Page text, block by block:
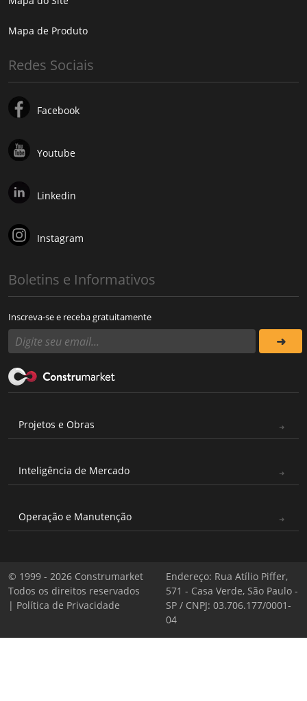
Mapa de Produto
Redes Sociais
Facebook
Youtube
Linkedin
Instagram
Boletins e Informativos
Inscreva-se e receba gratuitamente
Projetos e Obras
Inteligência de Mercado
Operação e Manutenção
© 1999 - 2026 Construmarket
Todos os direitos reservados
| Política de Privacidade
Endereço: Rua Atílio Piffer,
571 - Casa Verde, São Paulo -
SP / CNPJ: 03.706.177/0001-
04